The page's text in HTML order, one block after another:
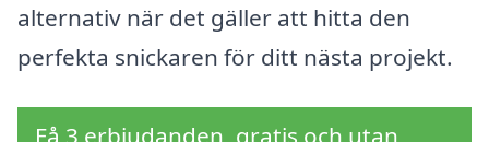
alternativ när det gäller att hitta den
perfekta snickaren för ditt nästa projekt.
Få 3 erbjudanden, gratis och utan